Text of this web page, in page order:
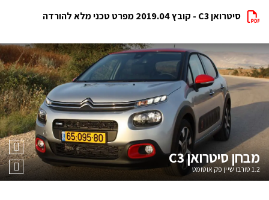
סיטרואן C3 - קובץ 2019.04 מפרט טכני מלא להורדה
מבחןסיטרואן C3
1.2 טורבו שיין פק אוטומט